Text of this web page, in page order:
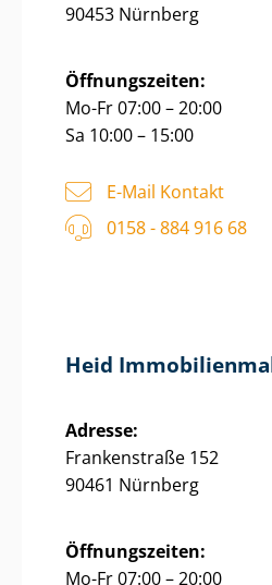
90453 Nürnberg
Öffnungszeiten:
Mo-Fr 07:00 – 20:00
Sa 10:00 – 15:00
E-Mail Kontakt
0158 - 884 916 68
Heid
Adresse:
Frankenstraße 152
90461 Nürnberg
Öffnungszeiten:
Mo-Fr 07:00 – 20:00